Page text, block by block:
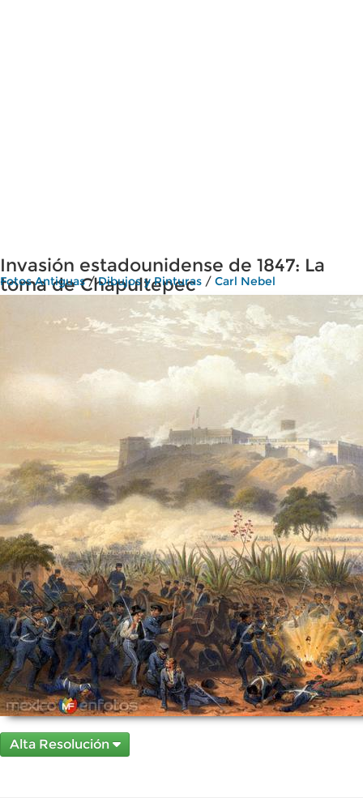
Invasión estadounidense de 1847: La
toma de Chapultepec
Fotos Antiguas/Dibujos y Pinturas / Carl Nebel
Alta Resolución